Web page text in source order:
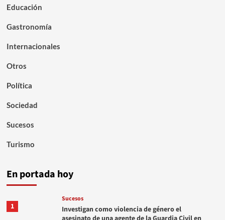
Educación
Gastronomía
Internacionales
Otros
Política
Sociedad
Sucesos
Turismo
En portada hoy
1
Sucesos
Investigan como violencia de género el